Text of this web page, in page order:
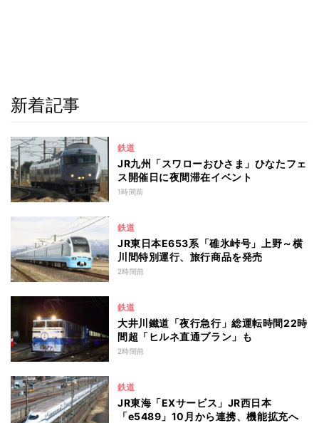
新着記事
鉄道
JR九州「スワローおひさま」ひなたフェ
ス開催日に夜間滞在イベント
1時間前
鉄道
JR東日本E653系「碓氷峠号」上野～横
川間特別運行、旅行商品を発売
2時間前
鉄道
大井川鐵道「夜行急行」総運転時間22時
間超「ヒルネ直通プラン」も
2時間前
鉄道
JR東海「EXサービス」JR西日本
「e5489」10月から連携、機能拡充へ